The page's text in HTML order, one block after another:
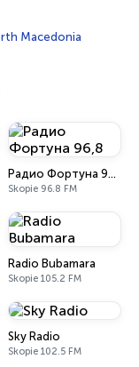
Macedonia
Радио Фортуна 96,8
Skopie 96.8 FM
Radio Bubamara
Skopie 105.2 FM
Sky Radio
Skopie 102.5 FM